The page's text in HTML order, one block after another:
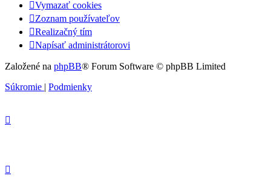
Vymazať cookies
Zoznam používateľov
Realizačný tím
Napísať administrátorovi
Založené na phpBB® Forum Software © phpBB Limited
Súkromie | Podmienky